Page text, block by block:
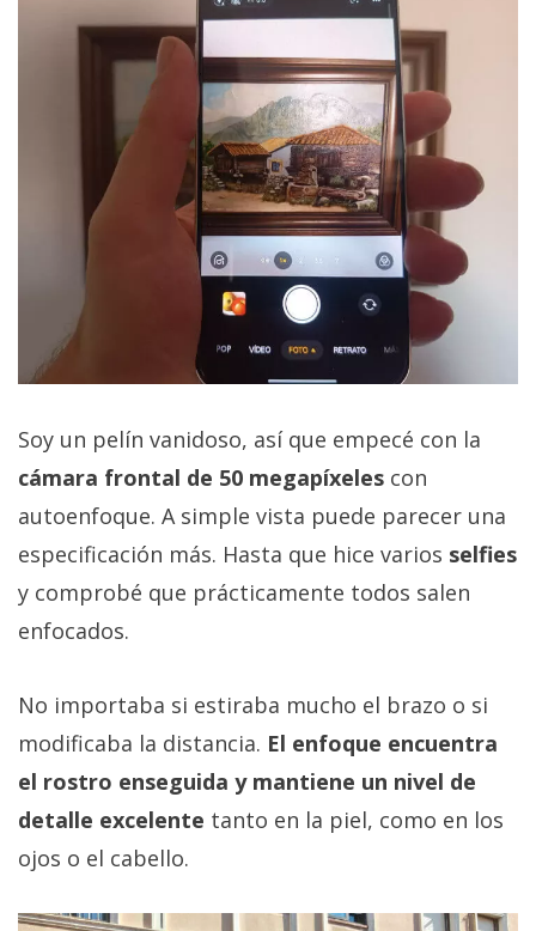
Soy un pelín vanidoso, así que empecé con la
cámara frontal de 50 megapíxeles con
autoenfoque. A simple vista puede parecer una
especificación más. Hasta que hice varios selfies
y comprobé que prácticamente todos salen
enfocados.
No importaba si estiraba mucho el brazo o si
modificaba la distancia. El enfoque encuentra
el rostro enseguida y mantiene un nivel de
detalle excelente tanto en la piel, como en los
ojos o el cabello.